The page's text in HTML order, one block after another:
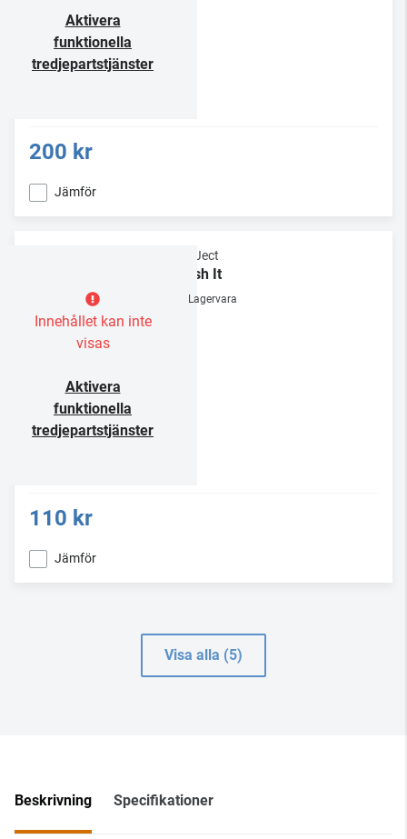
Aktivera
funktionella
tredjepartstjänster
200 kr
Jämför
Innehållet kan inte
visas
Aktivera
funktionella
tredjepartstjänster
Pro-Ject
Brush It
Lagervara
110 kr
Jämför
Visa alla (5)
Beskrivning Specifikationer